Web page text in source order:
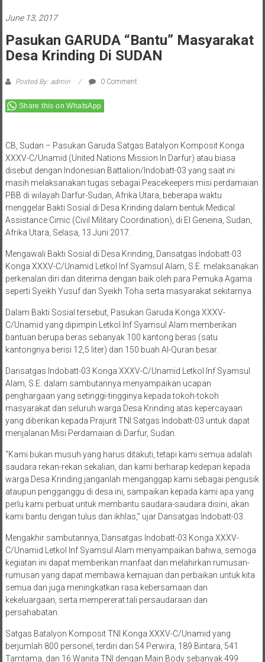
June 13, 2017
Pasukan GARUDA “Bantu” Masyarakat
Desa Krinding Di SUDAN
Posted By: admin 0 Comment
Share this on WhatsApp
CB, Sudan – Pasukan Garuda Satgas Batalyon Komposit Konga
XXXV-C/Unamid (United Nations Mission In Darfur) atau biasa
disebut dengan Indonesian Battalion/Indobatt-03 yang saat ini
masih melaksanakan tugas sebagai Peacekeepers misi perdamaian
PBB di wilayah Darfur-Sudan, Afrika Utara, beberapa waktu
menggelar Bakti Sosial di Desa Krinding dalam bentuk Medical
Assistance Cimic (Civil Military Coordination), di El Geneina, Sudan,
Afrika Utara, Selasa, 13 Juni 2017.
Mengawali Bakti Sosial di Desa Krinding, Dansatgas Indobatt-03
Konga XXXV-C/Unamid Letkol Inf Syamsul Alam, S.E. melaksanakan
perkenalan diri dan diterima dengan baik oleh para Pemuka Agama
seperti Syeikh Yusuf dan Syeikh Toha serta masyarakat sekitarnya.
Dalam Bakti Sosial tersebut, Pasukan Garuda Konga XXXV-
C/Unamid yang dipimpin Letkol Inf Syamsul Alam memberikan
bantuan berupa beras sebanyak 100 kantong beras (satu
kantongnya berisi 12,5 liter) dan 150 buah Al-Quran besar.
Dansatgas Indobatt-03 Konga XXXV-C/Unamid Letkol Inf Syamsul
Alam, S.E. dalam sambutannya menyampaikan ucapan
penghargaan yang setinggi-tingginya kepada tokoh-tokoh
masyarakat dan seluruh warga Desa Krinding atas kepercayaan
yang diberikan kepada Prajurit TNI Satgas Indobatt-03 untuk dapat
menjalanan Misi Perdamaian di Darfur, Sudan.
“Kami bukan musuh yang harus ditakuti, tetapi kami semua adalah
saudara rekan-rekan sekalian, dan kami berharap kedepan kepada
warga Desa Krinding janganlah menganggap kami sebagai pengusik
ataupun pengganggu di desa ini, sampaikan kepada kami apa yang
perlu kami perbuat untuk membantu saudara-saudara disini, akan
kami bantu dengan tulus dan ikhlas,” ujar Dansatgas Indobatt-03.
Mengakhir sambutannya, Dansatgas Indobatt-03 Konga XXXV-
C/Unamid Letkol Inf Syamsul Alam menyampaikan bahwa, semoga
kegiatan ini dapat memberikan manfaat dan melahirkan rumusan-
rumusan yang dapat membawa kemajuan dan perbaikan untuk kita
semua dan juga meningkatkan rasa kebersamaan dan
kekeluargaan, serta mempererat tali persaudaraan dan
persahabatan.
Satgas Batalyon Komposit TNI Konga XXXV-C/Unamid yang
berjumlah 800 personel, terdiri dari 54 Perwira, 189 Bintara, 541
Tamtama, dan 16 Wanita TNI dengan Main Body sebanyak 499